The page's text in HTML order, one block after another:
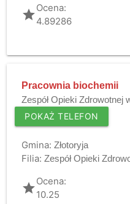
gradeOcena:
4.89286
Pracownia biochemii
Zespół Opieki Zdrowotnej
POKAŻ TELEFON
Gmina: Złotoryja
Filia: Zespół Opieki
gradeOcena:
10.25